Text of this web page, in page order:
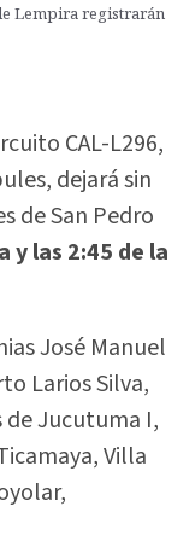
Lempira registrarán
CAL-L296,
dejará sin
de San Pedro
y las 2:45 de la
José Manuel
Larios Silva,
de Jucutuma I,
Villa